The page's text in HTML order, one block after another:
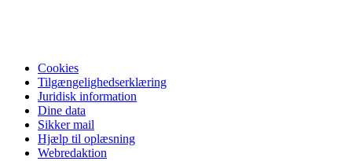
Cookies
Tilgængelighedserklæring
Juridisk information
Dine data
Sikker mail
Hjælp til oplæsning
Webredaktion